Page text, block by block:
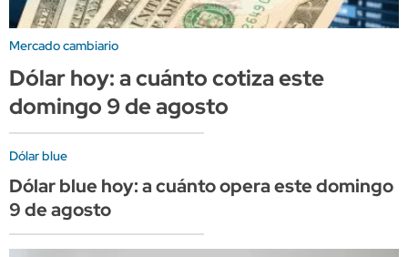
Mercado cambiario
Dólar hoy: a cuánto cotiza este
domingo 9 de agosto
Dólar blue
Dólar blue hoy: a cuánto opera este domingo
9 de agosto